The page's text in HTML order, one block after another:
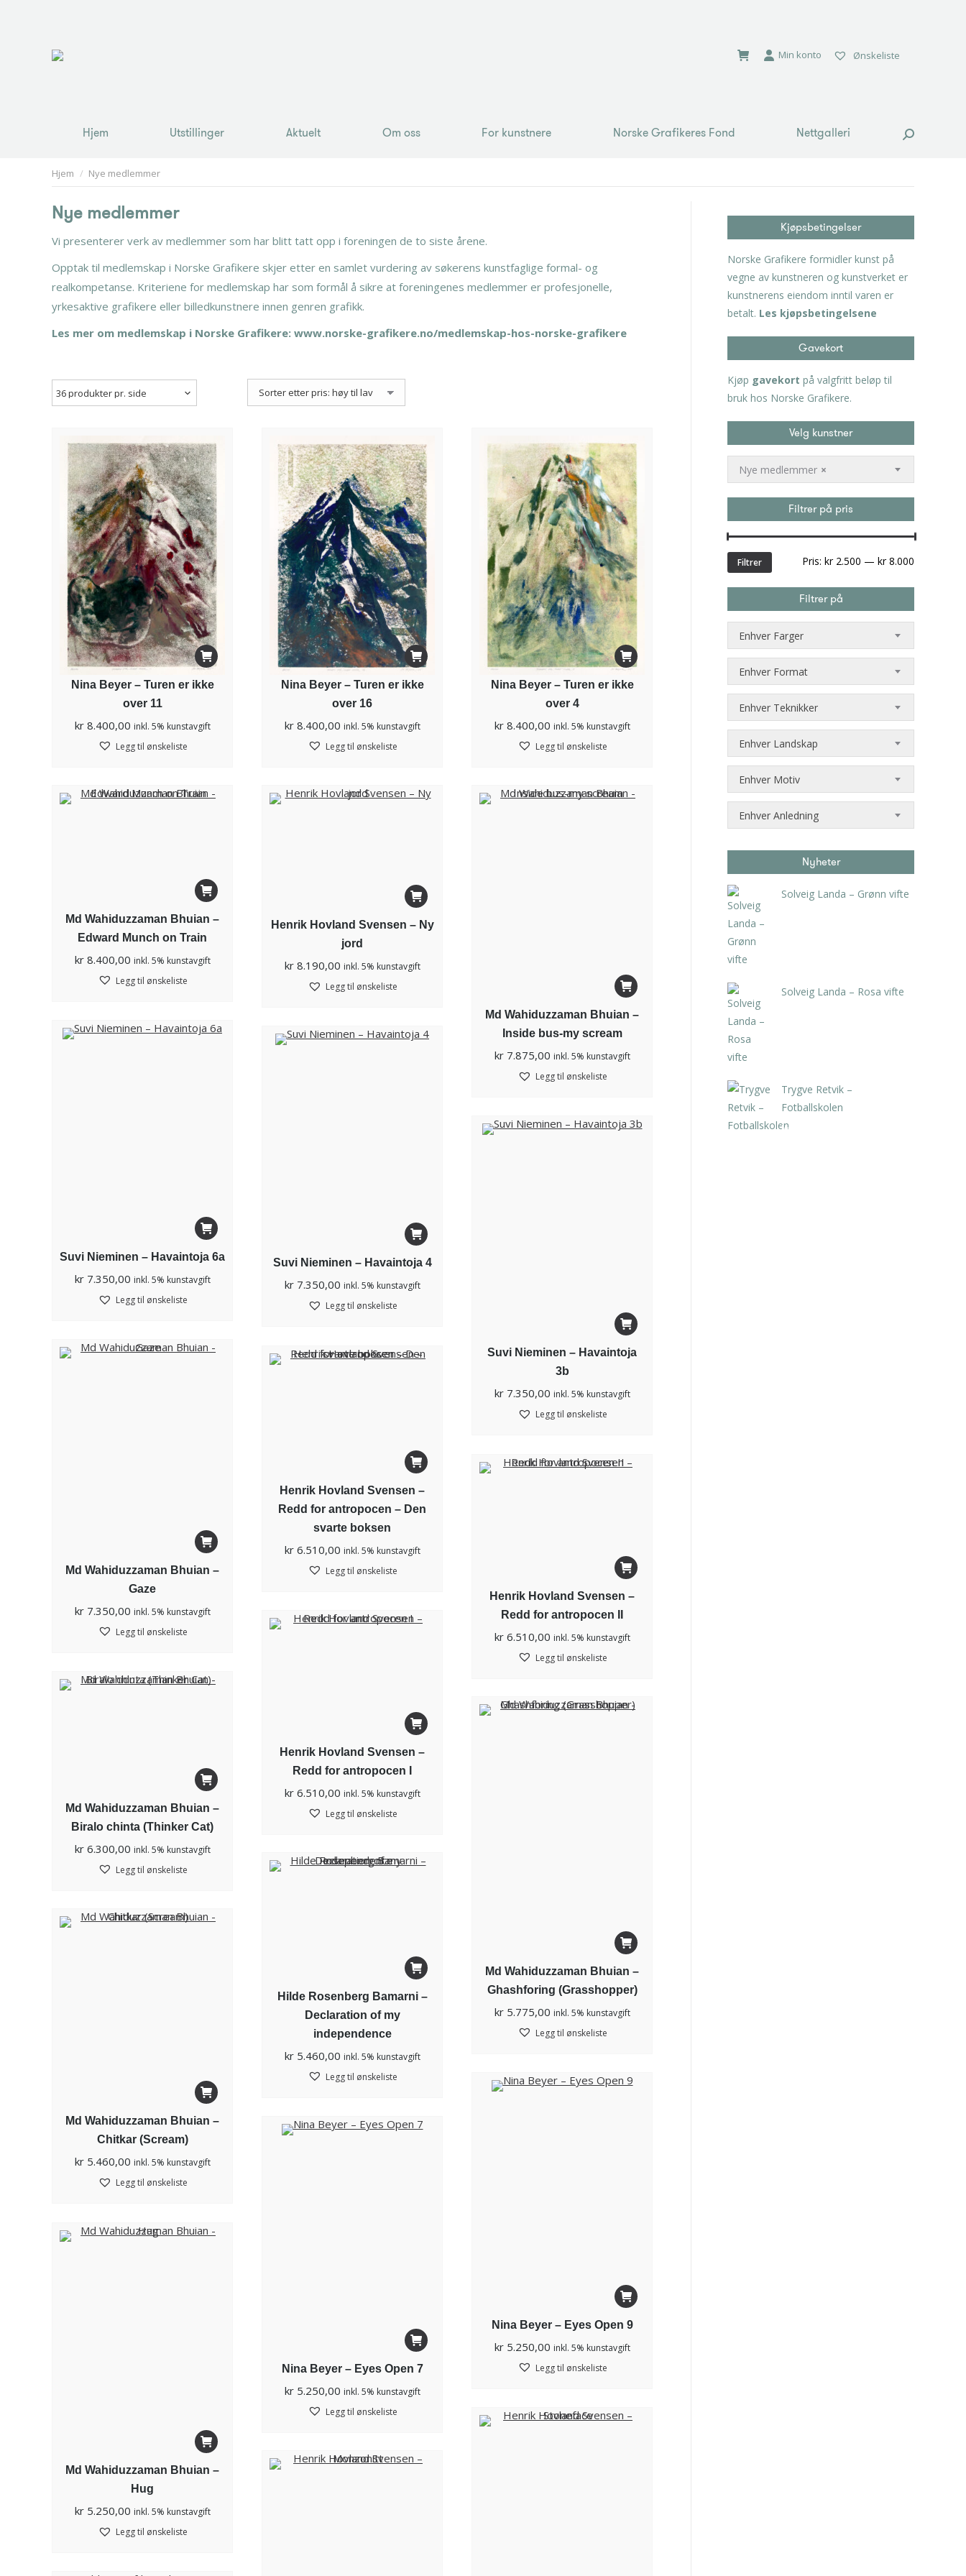
Min konto Ønskeliste
Hjem Utstillinger Aktuelt Om oss For kunstnere Norske Grafikeres Fond Nettgalleri Search:
You are here:
Hjem Nye medlemmer
Nye medlemmer
Vi presenterer verk av medlemmer som har blitt tatt opp i foreningen de to siste årene.
Opptak til medlemskap i Norske Grafikere skjer etter en samlet vurdering av søkerens kunstfaglige formal- og
realkompetanse. Kriteriene for medlemskap har som formål å sikre at foreningenes medlemmer er profesjonelle,
yrkesaktive grafikere eller billedkunstnere innen genren grafikk.
Les mer om medlemskap i Norske Grafikere: www.norske-grafikere.no/medlemskap-hos-norske-grafikere
Nina Beyer – Turen er ikke
over 11
kr8.400,00 inkl. 5% kunstavgift
Legg til ønskeliste
Nina Beyer – Turen er ikke
over 16
kr8.400,00 inkl. 5% kunstavgift
Legg til ønskeliste
Nina Beyer – Turen er ikke
over 4
kr8.400,00 inkl. 5% kunstavgift
Legg til ønskeliste
Md Wahiduzzaman Bhuian –
Edward Munch on Train
kr8.400,00 inkl. 5% kunstavgift
Legg til ønskeliste
Henrik Hovland Svensen – Ny
jord
kr8.190,00 inkl. 5% kunstavgift
Legg til ønskeliste
Md Wahiduzzaman Bhuian –
Inside bus-my scream
kr7.875,00 inkl. 5% kunstavgift
Legg til ønskeliste
Suvi Nieminen – Havaintoja 6a
kr7.350,00 inkl. 5% kunstavgift
Legg til ønskeliste
Suvi Nieminen – Havaintoja 4
kr7.350,00 inkl. 5% kunstavgift
Legg til ønskeliste
Suvi Nieminen – Havaintoja
3b
kr7.350,00 inkl. 5% kunstavgift
Legg til ønskeliste
Md Wahiduzzaman Bhuian –
Gaze
kr7.350,00 inkl. 5% kunstavgift
Legg til ønskeliste
Henrik Hovland Svensen –
Redd for antropocen – Den
svarte boksen
kr6.510,00 inkl. 5% kunstavgift
Legg til ønskeliste
Henrik Hovland Svensen –
Redd for antropocen II
kr6.510,00 inkl. 5% kunstavgift
Legg til ønskeliste
Henrik Hovland Svensen –
Redd for antropocen I
kr6.510,00 inkl. 5% kunstavgift
Legg til ønskeliste
Md Wahiduzzaman Bhuian –
Biralo chinta (Thinker Cat)
kr6.300,00 inkl. 5% kunstavgift
Legg til ønskeliste
Md Wahiduzzaman Bhuian –
Ghashforing (Grasshopper)
kr5.775,00 inkl. 5% kunstavgift
Legg til ønskeliste
Hilde Rosenberg Bamarni –
Declaration of my
independence
kr5.460,00 inkl. 5% kunstavgift
Legg til ønskeliste
Md Wahiduzzaman Bhuian –
Chitkar (Scream)
kr5.460,00 inkl. 5% kunstavgift
Legg til ønskeliste
Nina Beyer – Eyes Open 9
kr5.250,00 inkl. 5% kunstavgift
Legg til ønskeliste
Nina Beyer – Eyes Open 7
kr5.250,00 inkl. 5% kunstavgift
Legg til ønskeliste
Md Wahiduzzaman Bhuian –
Hug
kr5.250,00 inkl. 5% kunstavgift
Legg til ønskeliste
Kjøpsbetingelser
Norske Grafikere formidler kunst på
vegne av kunstneren og kunstverket er
kunstnerens eiendom inntil varen er
betalt. Les kjøpsbetingelsene
Gavekort
Kjøp gavekort på valgfritt beløp til
bruk hos Norske Grafikere.
Velg kunstner
×
Nye medlemmer
Filtrer på pris
Filtrer Pris: kr 2.500 — kr 8.000
Filtrer på
Enhver Farger
Enhver Format
Enhver Teknikker
Enhver Landskap
Enhver Motiv
Enhver Anledning
Nyheter
Solveig Landa – Grønn vifte
Solveig Landa – Rosa vifte
Trygve Retvik –
Fotballskolen
kr